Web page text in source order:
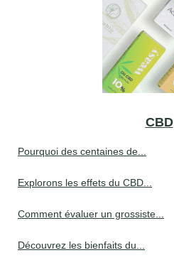
CBD
Pourquoi des centaines de...
Explorons les effets du CBD...
Comment évaluer un grossiste...
Découvrez les bienfaits du...